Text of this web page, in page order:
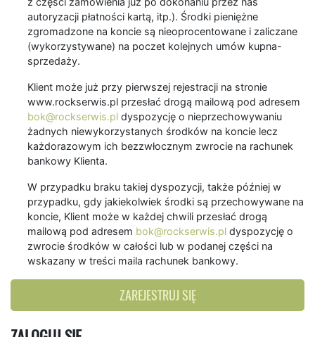
autoryzacji płatności kartą, itp.). Środki pieniężne
zgromadzone na koncie są nieoprocentowane i zaliczane
(wykorzystywane) na poczet kolejnych umów kupna-
sprzedaży.
Klient może już przy pierwszej rejestracji na stronie
www.rockserwis.pl przesłać drogą mailową pod adresem
bok@rockserwis.pl dyspozycję o nieprzechowywaniu
żadnych niewykorzystanych środków na koncie lecz
każdorazowym ich bezzwłocznym zwrocie na rachunek
bankowy Klienta.
W przypadku braku takiej dyspozycji, także później w
przypadku, gdy jakiekolwiek środki są przechowywane na
koncie, Klient może w każdej chwili przesłać drogą
mailową pod adresem bok@rockserwis.pl dyspozycję o
zwrocie środków w całości lub w podanej części na
wskazany w treści maila rachunek bankowy.
ZAREJESTRUJ SIĘ